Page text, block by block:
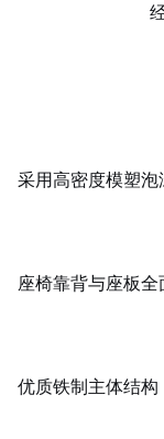
采用高密度模塑
座椅靠背与座板
优质铁制主体结构